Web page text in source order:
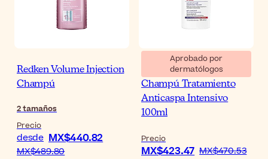
Redken Volume Injection
Champú
2tamaños
Precio
desde MX$440.82
MX$489.80
Aprobado por
dermatólogos
Ducray Kelual DS
Champú Tratamiento
Anticaspa Intensivo
100ml
Precio
MX$423.47 MX$470.53